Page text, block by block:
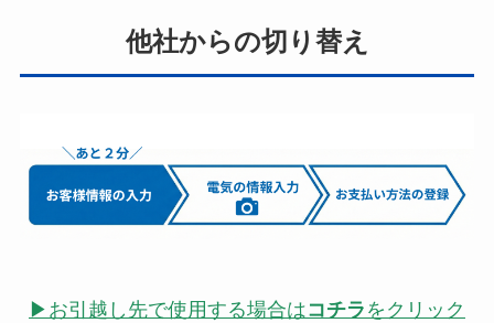
他社からの切り替え
▶お引越し先で使用する場合はコチラ をクリック